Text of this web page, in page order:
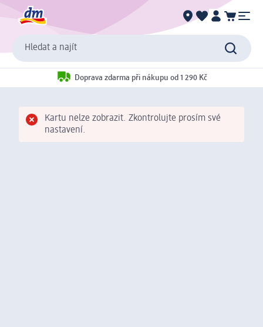
Hledat a najít
Doprava zdarma při nákupu od 1 290 Kč
Kartu nelze zobrazit. Zkontrolujte prosím své
nastavení.